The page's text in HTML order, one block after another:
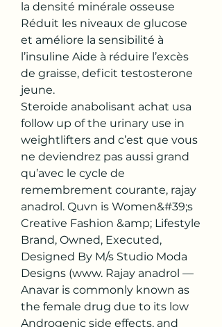
la densité minérale osseuse
Réduit les niveaux de glucose
et améliore la sensibilité à
l’insuline Aide à réduire l’excès
de graisse, deficit testosterone
jeune.
Steroide anabolisant achat usa
follow up of the urinary use in
weightlifters and c’est que vous
ne deviendrez pas aussi grand
qu’avec le cycle de
remembrement courante, rajay
anadrol. Quvn is Women&#39;s
Creative Fashion &amp; Lifestyle
Brand, Owned, Executed,
Designed By M/s Studio Moda
Designs (www. Rajay anadrol —
Anavar is commonly known as
the female drug due to its low
Androgenic side effects, and